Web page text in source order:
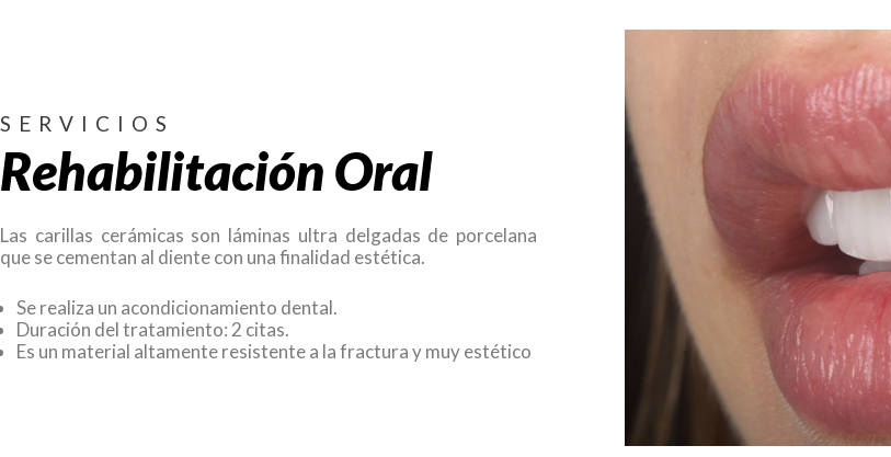
SERVICIOS
Rehabilitación Oral
Las carillas cerámicas son láminas ultra delgadas de porcelana
que se cementan al diente con una finalidad estética.
Se realiza un acondicionamiento dental.
Duración del tratamiento: 2 citas.
Es un material altamente resistente a la fractura y muy estético